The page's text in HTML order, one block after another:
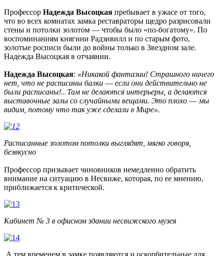
Профессор Надежда Высоцкая пребывает в ужасе от того,
что во всех комнатах замка реставраторы щедро разрисовали
стены и потолки золотом — чтобы было «по-богатому». По
воспоминаниям княгини Радзивилл и по старым фото,
золотые росписи были до войны только в Звездном зале.
Надежда Высоцкая в отчаянии.
Надежда Высоцкая: «Никакой фантазии! Страшного ничего
нет , что не расписаны балки — если они действительно не
были расписаны!.. Там не делаются интерьеры, а делаются
выставочные залы со случайными вещами. Это плохо — мы
видим , потому что так уже сделали в Мире».
Расписанные золотом потолки выглядят , мягко говоря,
безвкусно
Профессор призывает чиновников немедленно обратить
внимание на ситуацию в Несвиже, которая, по ее мнению,
приближается к критической.
Кабинет № 3 в офисном здании несвижского музея
А тем временем в замке появляются и оскорбительные для